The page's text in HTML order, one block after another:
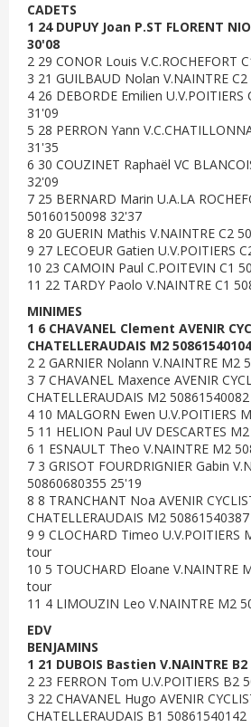
CADETS
1 24 DUPUY Joan P.ST FLORENT
30'08
2 29 CONOR Louis V.C.ROCHEFORT
3 21 GUILBAUD Nolan V.NAINTRE
4 26 DEBORDE Emilien
31'09
5 28 PERRON Yann
31'35
6 30 COUZINET Raphaël VC
32'09
7 25 BERNARD Marin U.A.LA
50160150098 32'37
8 20 GUERIN Mathis V.NAINTRE C2
9 27 LECOEUR Gatien U.V.POITIERS
10 23 CAMOIN Paul C.POITEVIN C1
11 22 TARDY Paolo V.NAINTRE C1
MINIMES
1 6 CHAVANEL Clement AVENIR
CHATELLERAUDAIS M2
2 2 GARNIER Nolann V.NAINTRE M2
3 7 CHAVANEL Maxence AVENIR
CHATELLERAUDAIS M2
4 10 MALGORN Ewen U.V.POITIERS
5 11 HELION Paul UV DESCARTES
6 1 ESNAULT Theo V.NAINTRE M2
7 3 GRISOT FOURDRIGNIER Gabin
50860680355 25'19
8 8 TRANCHANT Noa AVENIR
CHATELLERAUDAIS M2
9 9 CLOCHARD Timeo U.V.POITIERS
tour
10 5 TOUCHARD Eloane V.NAINTRE
tour
11 4 LIMOUZIN Leo V.NAINTRE M2
EDV
BENJAMINS
1 21 DUBOIS Bastien V.NAINTRE
2 23 FERRON Tom U.V.POITIERS B2
3 22 CHAVANEL Hugo AVENIR
CHATELLERAUDAIS B1 50861540142